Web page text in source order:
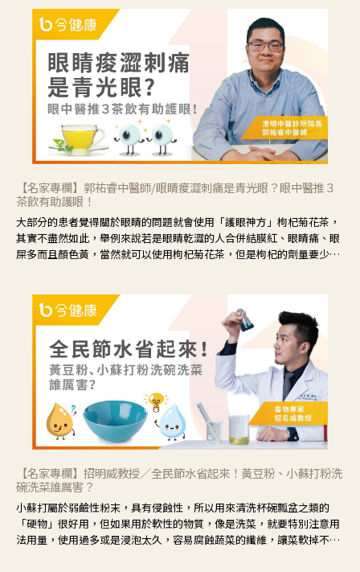
【名家專欄】郭祐睿中醫師/眼睛痠澀刺痛是青光眼？眼中醫推３
茶飲有助護眼！
大部分的患者覺得關於眼睛的問題就會使用「護眼神方」枸杞菊花茶，
其實不盡然如此，舉例來說若是眼睛乾澀的人合併結膜紅、眼睛痛、眼
屎多而且顏色黃，當然就可以使用枸杞菊花茶，但是枸杞的劑量要少，
候就要使用菊花、金銀花來治療；假如單純的眼睛乾澀，結膜沒有紅，
眼睛周圍沒有眼屎，這種情況是屬於「陰虛」，就可以使用枸杞、蓮
藕、麥門冬、山藥等比較滋潤的藥材，效果就更顯著。
【名家專欄】招明威教授／全民節水省起來！黃豆粉、小蘇打粉洗
碗洗菜誰厲害？
小蘇打屬於弱鹼性粉末，具有侵蝕性，所以用來清洗杯碗瓢盆之類的
「硬物」很好用，但如果用於軟性的物質，像是洗菜，就要特別注意用
法用量，使用過多或是浸泡太久，容易腐蝕蔬菜的纖維，讓菜軟掉不清